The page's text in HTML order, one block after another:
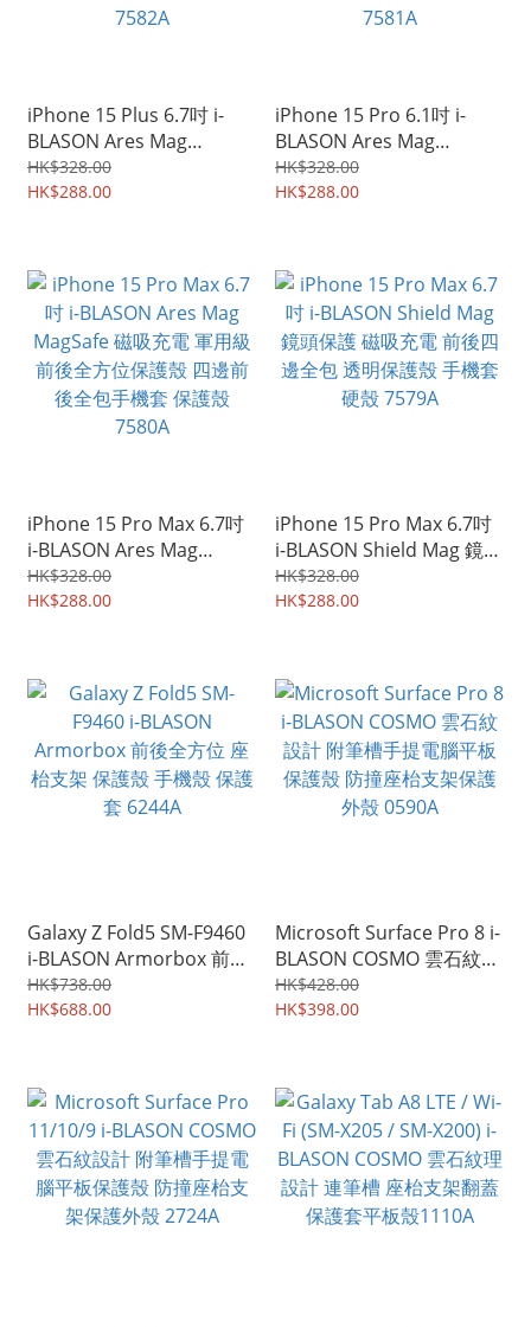
iPhone 15 Plus 6.7吋 i-
BLASON Ares Mag
MagSafe 磁吸充電 軍用級
前後全方位保護殼 四邊前
HK$328.00
HK$288.00
iPhone 15 Pro 6.1吋 i-
BLASON Ares Mag
MagSafe 磁吸充電 軍用級
前後全方位保護殼 四邊前
HK$328.00
HK$288.00
iPhone 15 Pro Max 6.7吋
i-BLASON Ares Mag
MagSafe 磁吸充電 軍用級
前後全方位保護殼 四邊前
HK$328.00
HK$288.00
iPhone 15 Pro Max 6.7吋
i-BLASON Shield Mag 鏡頭
保護 磁吸充電 前後四邊全
包 透明保護殼 手機套 硬殼
HK$328.00
HK$288.00
Galaxy Z Fold5 SM-F9460
i-BLASON Armorbox 前後
全方位 座枱支架 保護殼 手
機殼 保護套 6244A
HK$738.00
HK$688.00
Microsoft Surface Pro 8 i-
BLASON COSMO 雲石紋設
計 附筆槽手提電腦平板保
護殼 防撞座枱支架保護外
HK$428.00
HK$398.00